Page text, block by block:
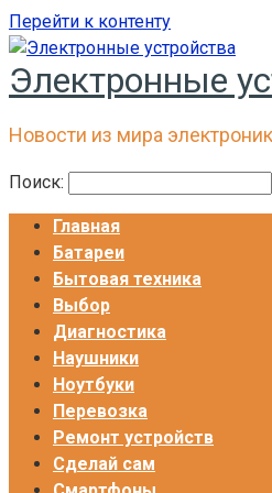
Перейти к контенту
Электронные
Новости из мира
Поиск:
Главная
Батареи
Бытовая техника
Выбор
Диагностика
Наушники
Ноутбуки
Перевозка
Ремонт устройств
Сделай сам